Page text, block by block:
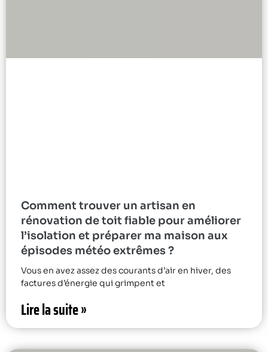
Comment trouver un artisan en
rénovation de toit fiable pour améliorer
l’isolation et préparer ma maison aux
épisodes météo extrêmes ?
Vous en avez assez des courants d’air en hiver, des
factures d’énergie qui grimpent et
Lire la suite »